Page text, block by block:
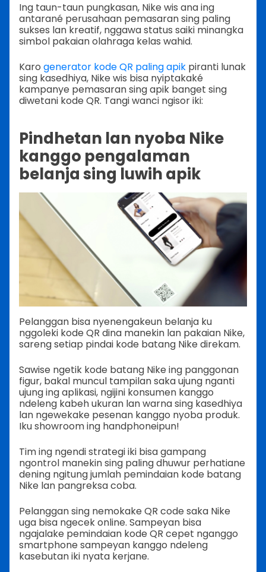
Ing taun-taun pungkasan, Nike wis ana ing
antarané perusahaan pemasaran sing paling
sukses lan kreatif, nggawa status saiki minangka
simbol pakaian olahraga kelas wahid.
Karo generator kode QR paling apik piranti lunak
sing kasedhiya, Nike wis bisa nyiptakaké
kampanye pemasaran sing apik banget sing
diwetani kode QR. Tangi wanci ngisor iki:
Pindhetan lan nyoba Nike
kanggo pengalaman
belanja sing luwih apik
Pelanggan bisa nyenengakeun belanja ku
nggoleki kode QR dina manekin lan pakaian Nike,
sareng setiap pindai kode batang Nike direkam.
Sawise ngetik kode batang Nike ing panggonan
figur, bakal muncul tampilan saka ujung nganti
ujung ing aplikasi, ngijini konsumen kanggo
ndeleng kabeh ukuran lan warna sing kasedhiya
lan ngewekake pesenan kanggo nyoba produk.
Iku showroom ing handphoneipun!
Tim ing ngendi strategi iki bisa gampang
ngontrol manekin sing paling dhuwur perhatiane
dening ngitung jumlah pemindaian kode batang
Nike lan pangreksa coba.
Pelanggan sing nemokake QR code saka Nike
uga bisa ngecek online. Sampeyan bisa
ngajalake pemindaian kode QR cepet nganggo
smartphone sampeyan kanggo ndeleng
kasebutan iki nyata kerjane.